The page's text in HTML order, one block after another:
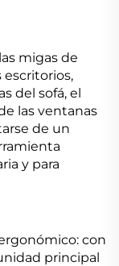
migas de
escritorios,
del sofá, el
las ventanas
de un
y para
con
principal